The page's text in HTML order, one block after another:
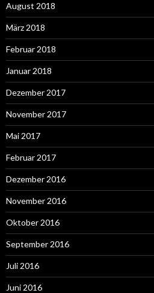
August 2018
März 2018
Februar 2018
Januar 2018
Dezember 2017
November 2017
Mai 2017
Februar 2017
Dezember 2016
November 2016
Oktober 2016
September 2016
Juli 2016
Juni 2016